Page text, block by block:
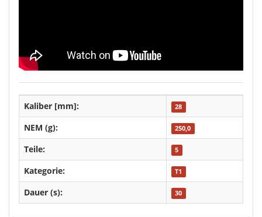
Kaliber [mm]: 28
NEM (g): 250,0
Teile: 5
Kategorie: T1
Dauer (s): 30